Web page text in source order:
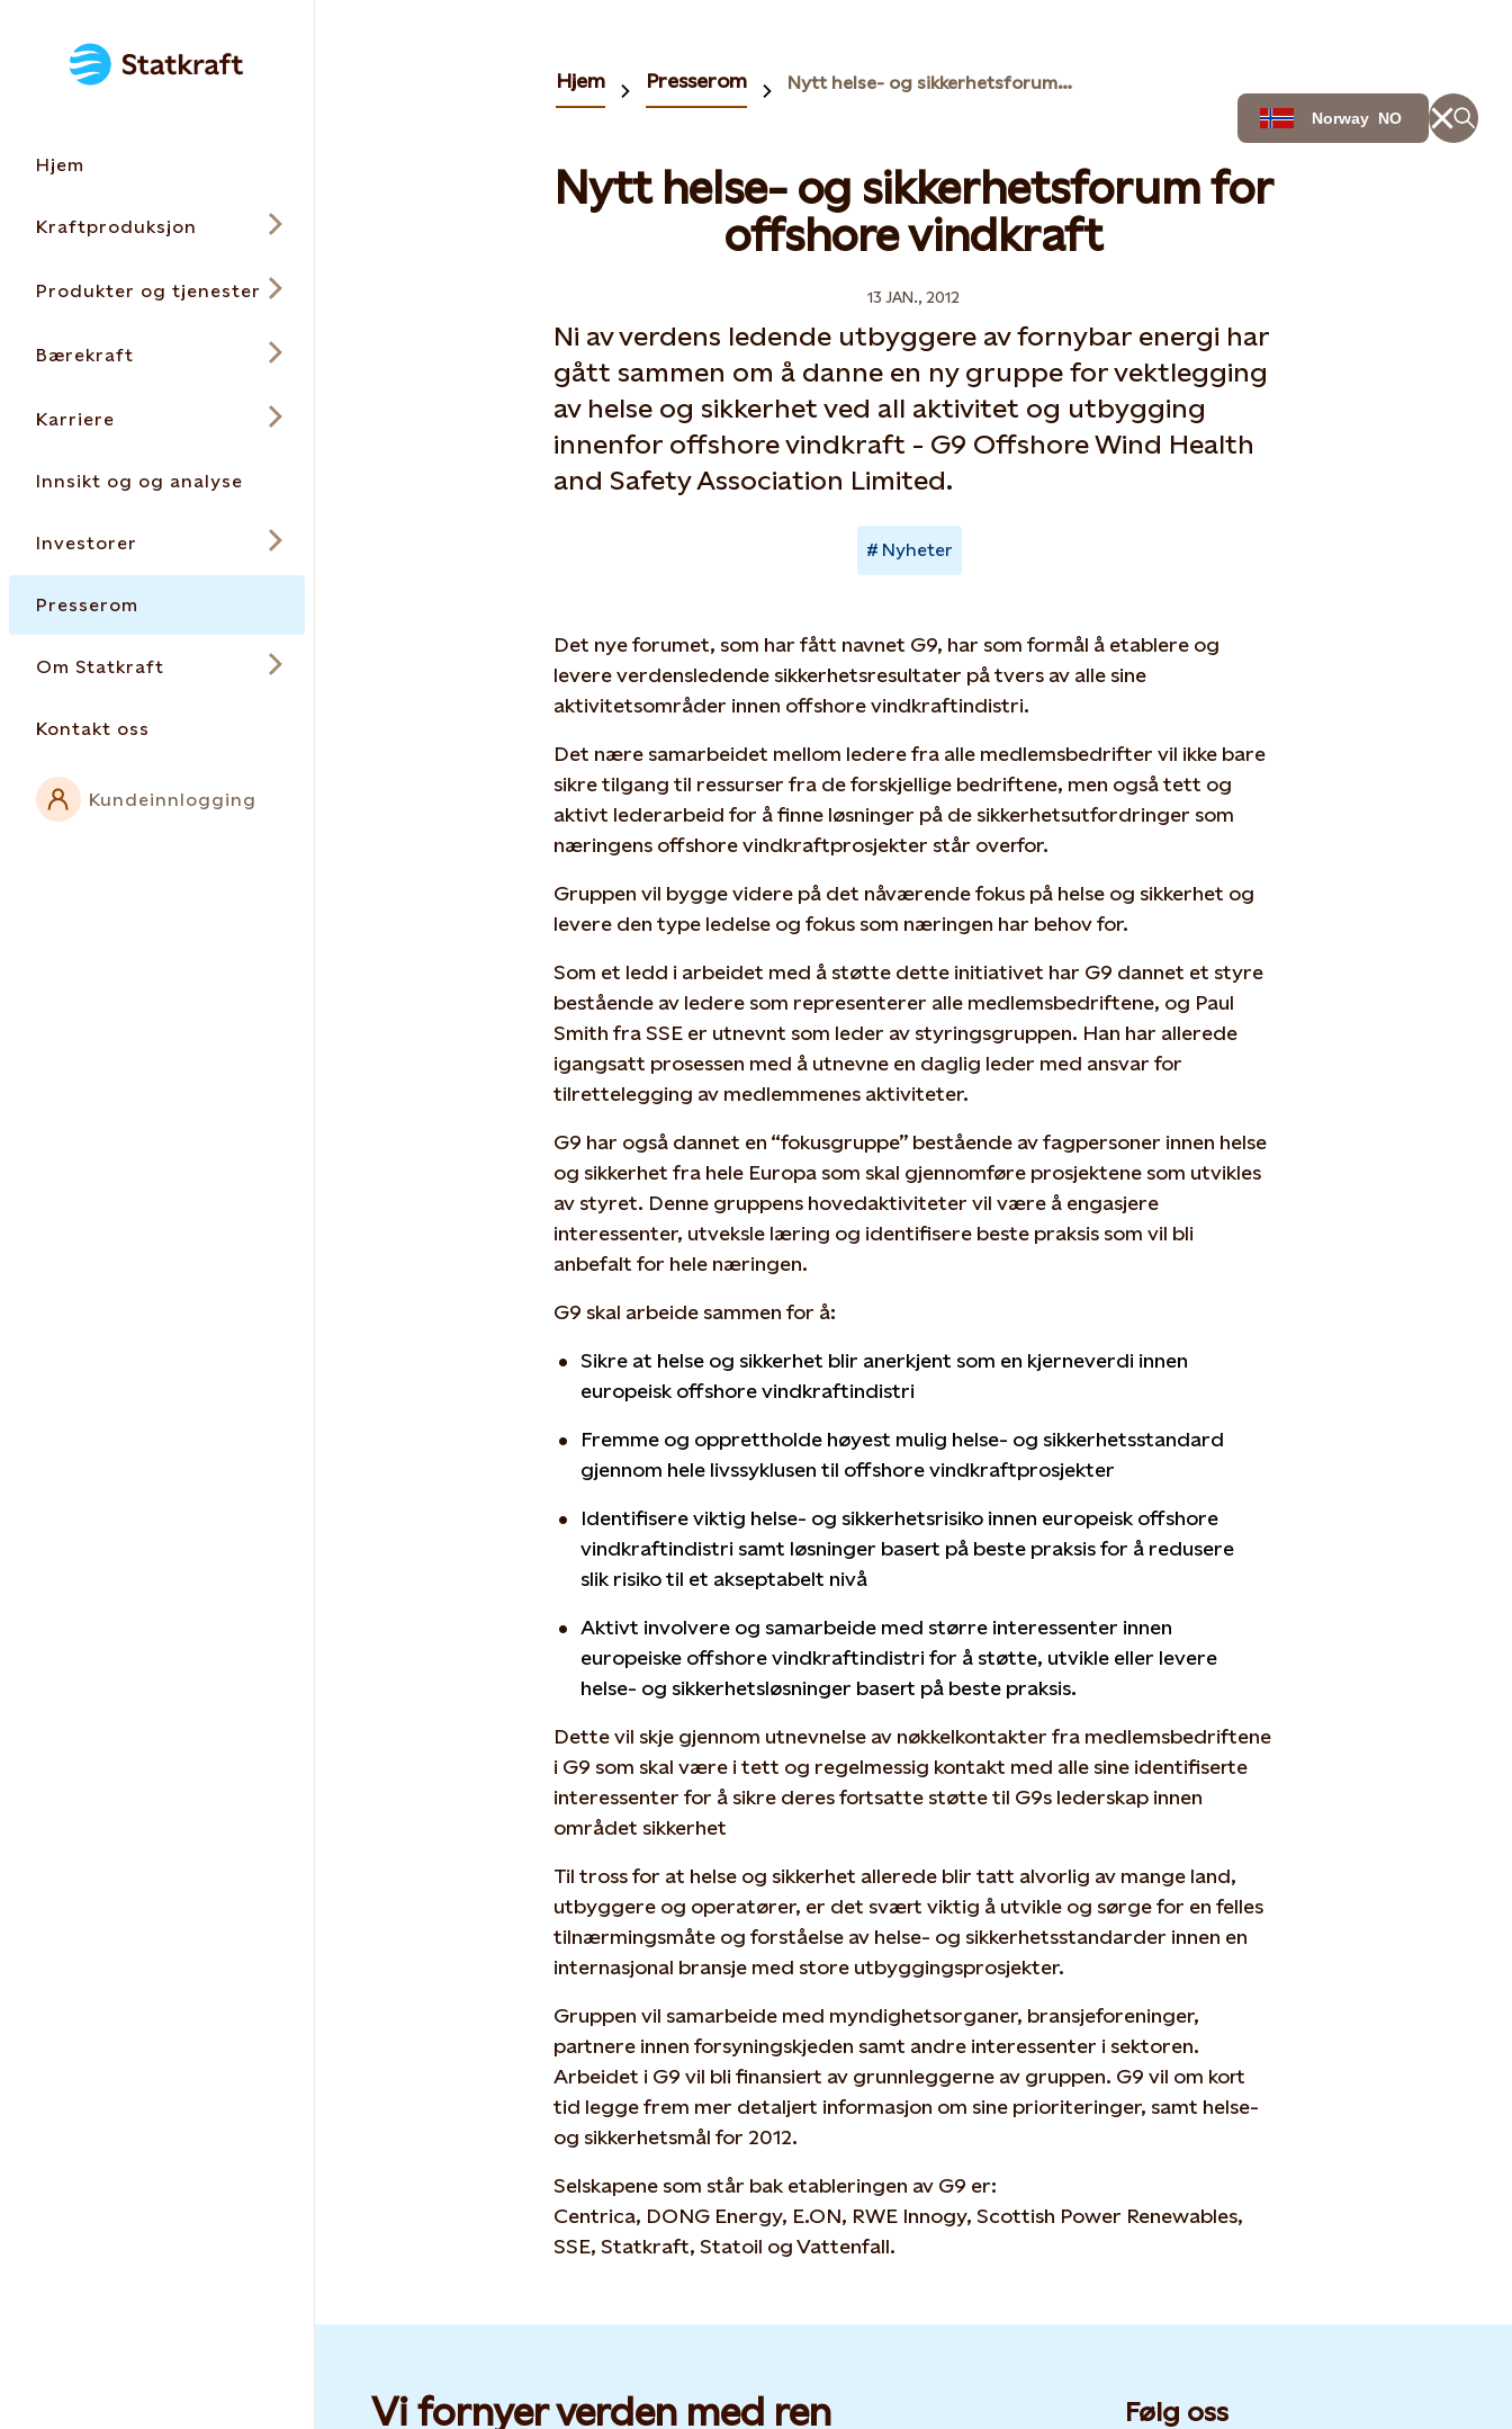
Hjem
Kraftproduksjon
Produkter og tjenester
Bærekraft
Karriere
Innsikt og og analyse
Investorer
Presserom
Om Statkraft
Kontakt oss
Kundeinnlogging
Norway NO
Hjem Presserom Nytt helse- og sikkerhetsforum for offshore vindkraft
Nytt helse- og sikkerhetsforum for
offshore vindkraft
13 JAN., 2012
Ni av verdens ledende utbyggere av fornybar energi har
gått sammen om å danne en ny gruppe for vektlegging
av helse og sikkerhet ved all aktivitet og utbygging
innenfor offshore vindkraft - G9 Offshore Wind Health
and Safety Association Limited.
Nyheter
Det nye forumet, som har fått navnet G9, har som formål å etablere og
levere verdensledende sikkerhetsresultater på tvers av alle sine
aktivitetsområder innen offshore vindkraftindistri.
Det nære samarbeidet mellom ledere fra alle medlemsbedrifter vil ikke bare
sikre tilgang til ressurser fra de forskjellige bedriftene, men også tett og
aktivt lederarbeid for å finne løsninger på de sikkerhetsutfordringer som
næringens offshore vindkraftprosjekter står overfor.
Gruppen vil bygge videre på det nåværende fokus på helse og sikkerhet og
levere den type ledelse og fokus som næringen har behov for.
Som et ledd i arbeidet med å støtte dette initiativet har G9 dannet et styre
bestående av ledere som representerer alle medlemsbedriftene, og Paul
Smith fra SSE er utnevnt som leder av styringsgruppen. Han har allerede
igangsatt prosessen med å utnevne en daglig leder med ansvar for
tilrettelegging av medlemmenes aktiviteter.
G9 har også dannet en “fokusgruppe” bestående av fagpersoner innen helse
og sikkerhet fra hele Europa som skal gjennomføre prosjektene som utvikles
av styret. Denne gruppens hovedaktiviteter vil være å engasjere
interessenter, utveksle læring og identifisere beste praksis som vil bli
anbefalt for hele næringen.
G9 skal arbeide sammen for å:
Sikre at helse og sikkerhet blir anerkjent som en kjerneverdi innen
europeisk offshore vindkraftindistri
Fremme og opprettholde høyest mulig helse- og sikkerhetsstandard
gjennom hele livssyklusen til offshore vindkraftprosjekter
Identifisere viktig helse- og sikkerhetsrisiko innen europeisk offshore
vindkraftindistri samt løsninger basert på beste praksis for å redusere
slik risiko til et akseptabelt nivå
Aktivt involvere og samarbeide med større interessenter innen
europeiske offshore vindkraftindistri for å støtte, utvikle eller levere
helse- og sikkerhetsløsninger basert på beste praksis.
Dette vil skje gjennom utnevnelse av nøkkelkontakter fra medlemsbedriftene
i G9 som skal være i tett og regelmessig kontakt med alle sine identifiserte
interessenter for å sikre deres fortsatte støtte til G9s lederskap innen
området sikkerhet
Til tross for at helse og sikkerhet allerede blir tatt alvorlig av mange land,
utbyggere og operatører, er det svært viktig å utvikle og sørge for en felles
tilnærmingsmåte og forståelse av helse- og sikkerhetsstandarder innen en
internasjonal bransje med store utbyggingsprosjekter.
Gruppen vil samarbeide med myndighetsorganer, bransjeforeninger,
partnere innen forsyningskjeden samt andre interessenter i sektoren.
Arbeidet i G9 vil bli finansiert av grunnleggerne av gruppen. G9 vil om kort
tid legge frem mer detaljert informasjon om sine prioriteringer, samt helse-
og sikkerhetsmål for 2012.
Selskapene som står bak etableringen av G9 er:
Centrica, DONG Energy, E.ON, RWE Innogy, Scottish Power Renewables,
SSE, Statkraft, Statoil og Vattenfall.
Vi fornyer verden med ren
Følg oss